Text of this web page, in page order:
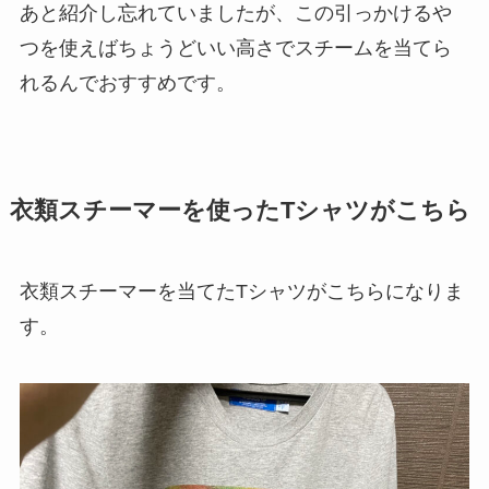
あと紹介し忘れていましたが、この引っかけるや
つを使えばちょうどいい高さでスチームを当てら
れるんでおすすめです。
衣類スチーマーを使ったTシャツがこちら
衣類スチーマーを当てたTシャツがこちらになりま
す。